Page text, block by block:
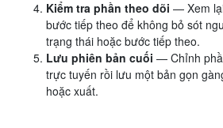
Kiểm tra phần theo dõi — Xem
bước tiếp theo để không bỏ sót
trạng thái hoặc bước tiếp theo.
Lưu phiên bản cuối — Chỉnh
trực tuyến rồi lưu một bản gọn
hoặc xuất.